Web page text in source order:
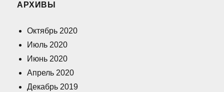
АРХИВЫ
Октябрь 2020
Июль 2020
Июнь 2020
Апрель 2020
Декабрь 2019